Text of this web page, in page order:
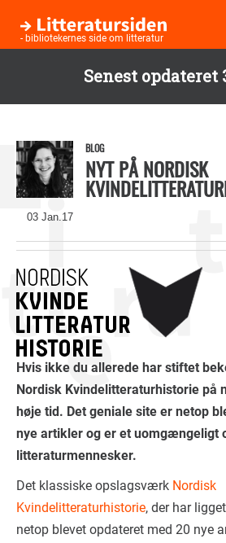
Senest opdateret
hovedindhold
- bibliotekernes side om litteratur
03 Jan.17
BLOG
NYT PÅ NORDISK
Hvis ikke du allerede har stiftet
Nordisk Kvindelitteraturhistorie på
høje tid. Det geniale site er netop
nye artikler og er et uomgængeligt
litteraturmennesker.
Det klassiske opslagsværk Nordisk
Kvindelitteraturhistorie, der har
netop blevet opdateret med 20 nye